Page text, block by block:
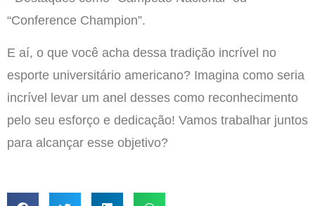
“Conference Champion”.
E aí, o que você acha dessa tradição incrível no
esporte universitário americano? Imagina como seria
incrível levar um anel desses como reconhecimento
pelo seu esforço e dedicação! Vamos trabalhar juntos
para alcançar esse objetivo?